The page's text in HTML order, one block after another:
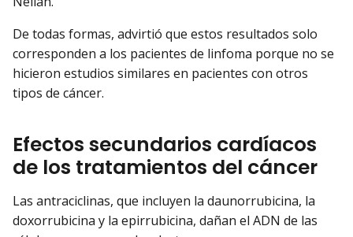
De todas formas, advirtió que estos resultados solo
corresponden a los pacientes de linfoma porque no se
hicieron estudios similares en pacientes con otros
tipos de cáncer.
Efectos secundarios cardíacos
de los tratamientos del cáncer
Las antraciclinas, que incluyen la daunorrubicina, la
doxorrubicina y la epirrubicina, dañan el ADN de las